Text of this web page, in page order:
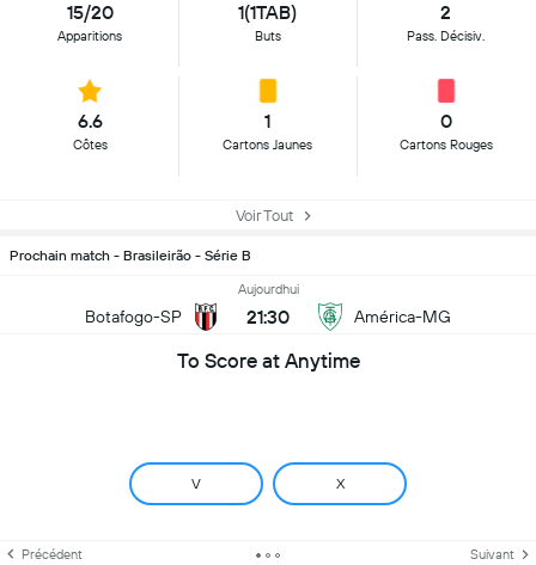
15/20
Apparitions
1(1TAB)
Buts
2
Pass. Décisiv.
6.6
Côtes
1
Cartons Jaunes
0
Cartons Rouges
Voir Tout
Prochain match - Brasileirão - Série B
Botafogo-SP
Aujourdhui
21:30 América-MG
To Score at Anytime
V X
Précédent Suivant